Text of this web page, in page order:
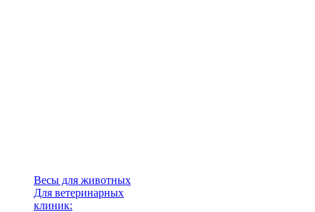
Весы для животных
Для ветеринарных
клиник: